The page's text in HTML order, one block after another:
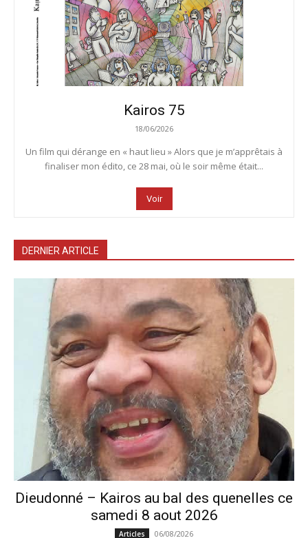
Kairos 75
18/06/2026
Un film qui dérange en « haut lieu » Alors que je m’apprêtais à
finaliser mon édito, ce 28 mai, où le soir même était...
Voir
DERNIER ARTICLE
Dieudonné – Kairos au bal des quenelles ce
samedi 8 aout 2026
Articles 06/08/2026